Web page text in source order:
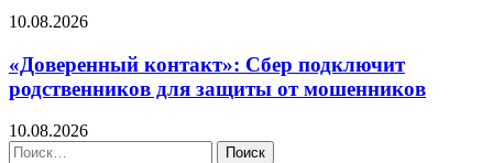
10.08.2026
«Доверенный контакт»: Сбер подключит
родственников для защиты от мошенников
10.08.2026
Найти: